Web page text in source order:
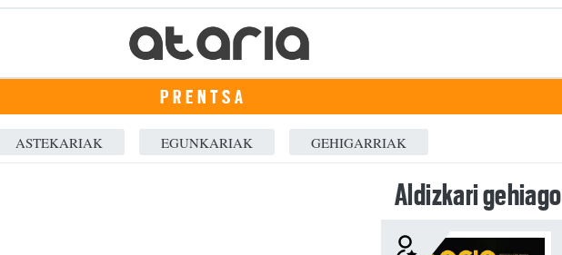
PRENTSA
ASTEKARIAK EGUNKARIAK GEHIGARRIAK
Aldizkari gehiago